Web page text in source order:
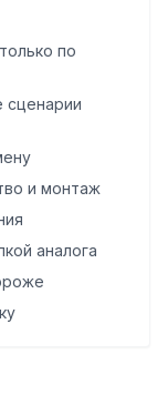
по
сценарии
и монтаж
аналога